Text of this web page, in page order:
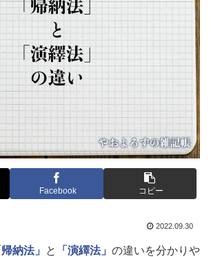
Facebook コピー
2022.09.30
帰納法」 と 「演繹法」 の違いを分かりや